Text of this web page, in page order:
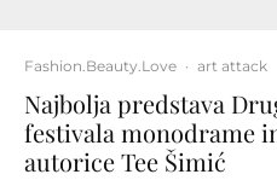
Fashion.Beauty.Love · art attack
Najbolja predstava
festivala monodrame
autorice Tee Šimić